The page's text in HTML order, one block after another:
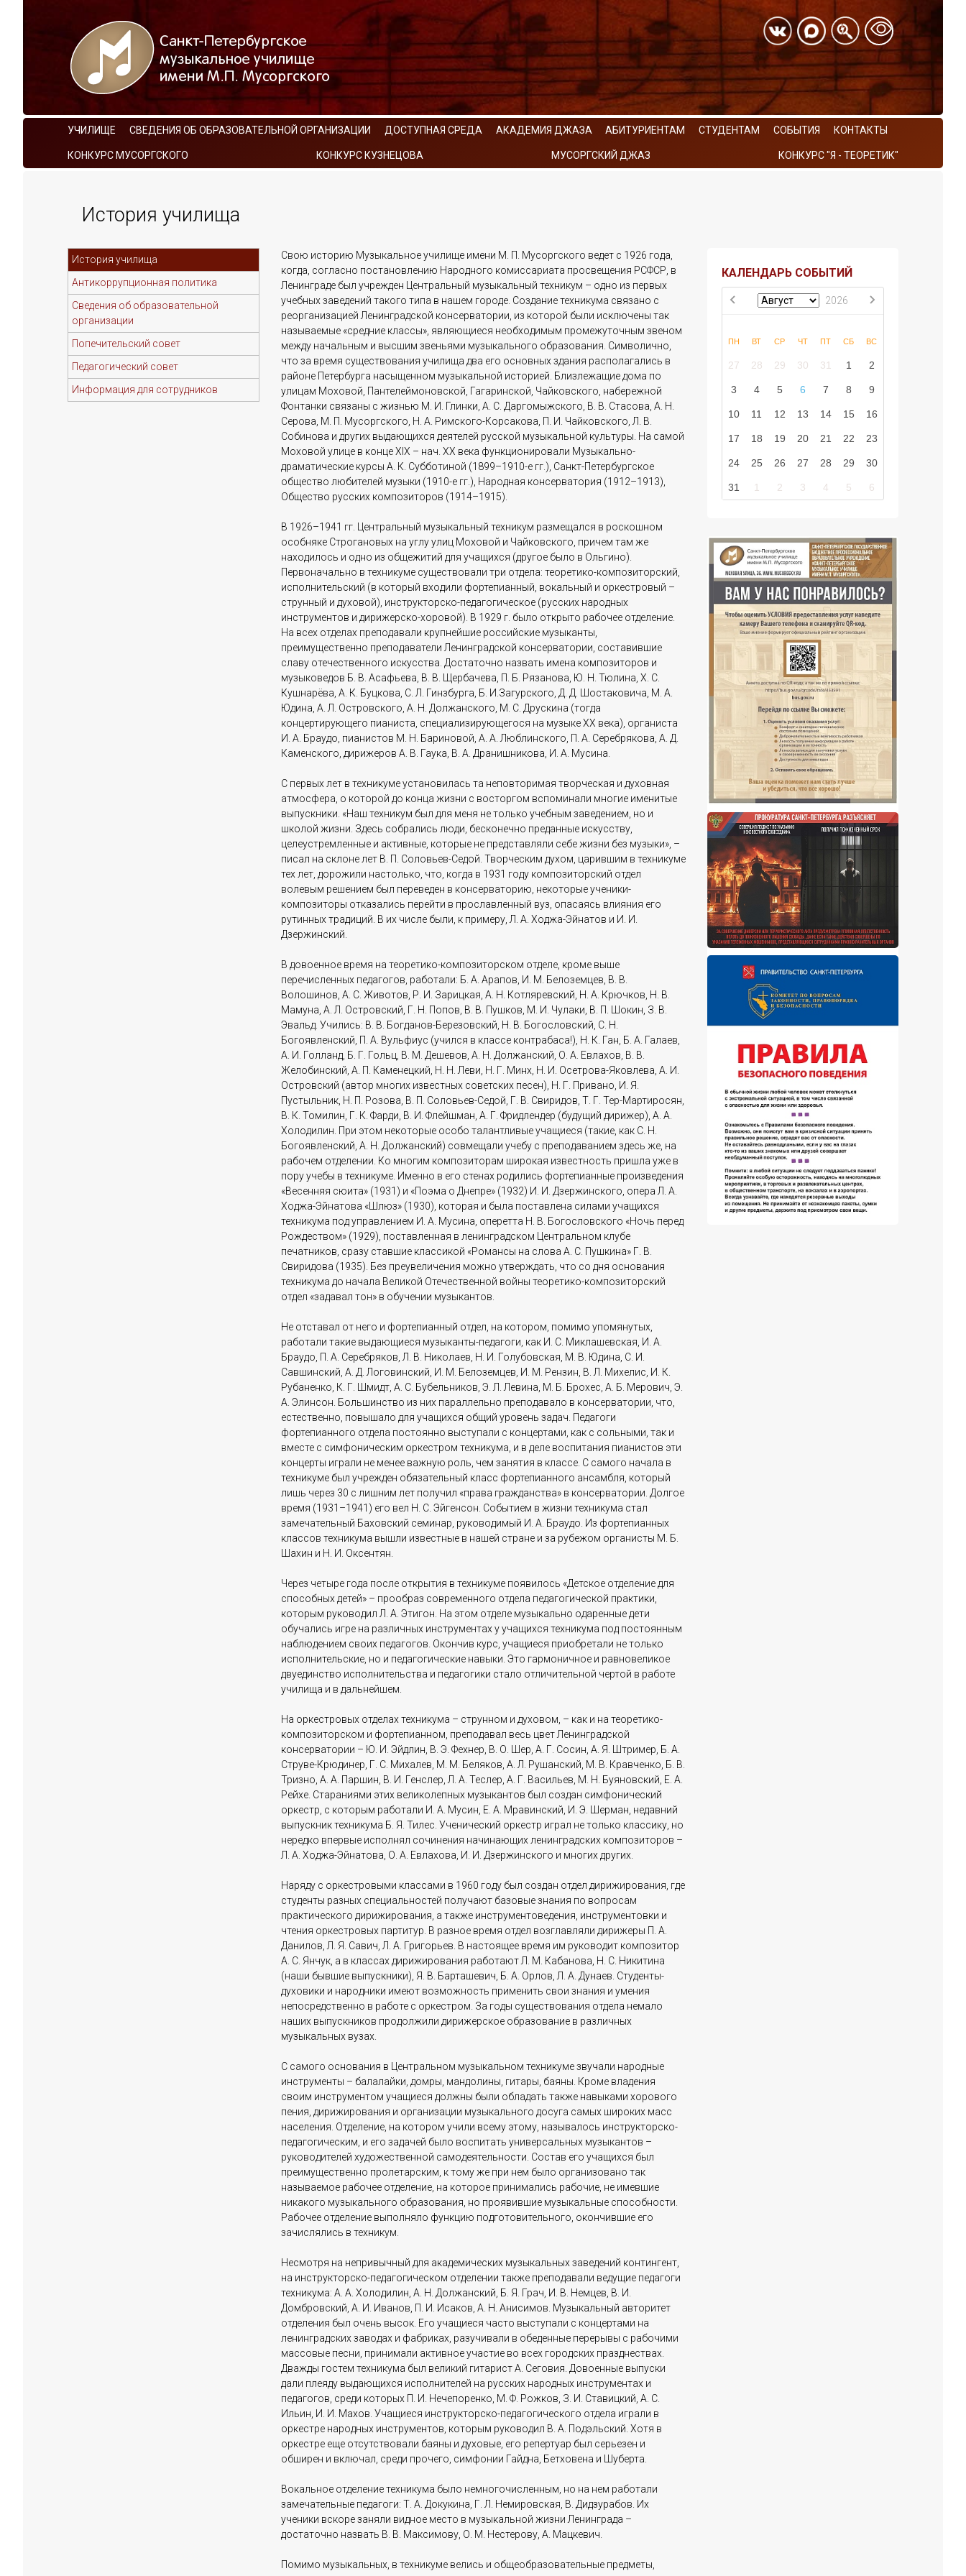
УЧИЛИЩЕ СВЕДЕНИЯ ОБ ОБРАЗОВАТЕЛЬНОЙ ОРГАНИЗАЦИИ ДОСТУПНАЯ СРЕДА АКАДЕМИЯ ДЖАЗА АБИТУРИЕНТАМ СТУДЕНТАМ СОБЫТИЯ КОНТАКТЫ
КОНКУРС МУСОРГСКОГО КОНКУРС КУЗНЕЦОВА МУСОРГСКИЙ ДЖАЗ КОНКУРС "Я - ТЕОРЕТИК"
История училища
История училища
Антикоррупционная политика
Сведения об образовательной
организации
Попечительский совет
Педагогический совет
Информация для сотрудников
Свою историю Музыкальное училище имени М. П. Мусоргского ведет с 1926 года,
когда, согласно постановлению Народного комиссариата просвещения РСФСР, в
Ленинграде был учрежден Центральный музыкальный техникум – одно из первых
учебных заведений такого типа в нашем городе. Создание техникума связано с
реорганизацией Ленинградской консерватории, из которой были исключены так
называемые «средние классы», являющиеся необходимым промежуточным звеном
между начальным и высшим звеньями музыкального образования. Символично,
что за время существования училища два его основных здания располагались в
районе Петербурга насыщенном музыкальной историей. Близлежащие дома по
улицам Моховой, Пантелеймоновской, Гагаринской, Чайковского, набережной
Фонтанки связаны с жизнью М. И. Глинки, А. С. Даргомыжского, В. В. Стасова, А. Н.
Серова, М. П. Мусоргского, Н. А. Римского-Корсакова, П. И. Чайковского, Л. В.
Собинова и других выдающихся деятелей русской музыкальной культуры. На самой
Моховой улице в конце XIX – нач. XX века функционировали Музыкально-
драматические курсы А. К. Субботиной (1899–1910-е гг.), Санкт-Петербургское
общество любителей музыки (1910-е гг.), Народная консерватория (1912–1913),
Общество русских композиторов (1914–1915).
В 1926–1941 гг. Центральный музыкальный техникум размещался в роскошном
особняке Строгановых на углу улиц Моховой и Чайковского, причем там же
находилось и одно из общежитий для учащихся (другое было в Ольгино).
Первоначально в техникуме существовали три отдела: теоретико-композиторский,
исполнительский (в который входили фортепианный, вокальный и оркестровый –
струнный и духовой), инструкторско-педагогическое (русских народных
инструментов и дирижерско-хоровой). В 1929 г. было открыто рабочее отделение.
На всех отделах преподавали крупнейшие российские музыканты,
преимущественно преподаватели Ленинградской консерватории, составившие
славу отечественного искусства. Достаточно назвать имена композиторов и
музыковедов Б. В. Асафьева, В. В. Щербачева, П. Б. Рязанова, Ю. Н. Тюлина, Х. С.
Кушнарёва, А. К. Буцкова, С. Л. Гинзбурга, Б. И.Загурского, Д. Д. Шостаковича, М. А.
Юдина, А. Л. Островского, А. Н. Должанского, М. С. Друскина (тогда
концертирующего пианиста, специализирующегося на музыке XX века), органиста
И. А. Браудо, пианистов М. Н. Бариновой, А. А. Люблинского, П. А. Серебрякова, А. Д.
Каменского, дирижеров А. В. Гаука, В. А. Дранишникова, И. А. Мусина.
С первых лет в техникуме установилась та неповторимая творческая и духовная
атмосфера, о которой до конца жизни с восторгом вспоминали многие именитые
выпускники. «Наш техникум был для меня не только учебным заведением, но и
школой жизни. Здесь собрались люди, бесконечно преданные искусству,
целеустремленные и активные, которые не представляли себе жизни без музыки», –
писал на склоне лет В. П. Соловьев-Седой. Творческим духом, царившим в техникуме
тех лет, дорожили настолько, что, когда в 1931 году композиторский отдел
волевым решением был переведен в консерваторию, некоторые ученики-
композиторы отказались перейти в прославленный вуз, опасаясь влияния его
рутинных традиций. В их числе были, к примеру, Л. А. Ходжа-Эйнатов и И. И.
Дзержинский.
В довоенное время на теоретико-композиторском отделе, кроме выше
перечисленных педагогов, работали: Б. А. Арапов, И. М. Белоземцев, В. В.
Волошинов, А. С. Животов, Р. И. Зарицкая, А. Н. Котляревский, Н. А. Крючков, Н. В.
Мамуна, А. Л. Островский, Г. Н. Попов, В. В. Пушков, М. И. Чулаки, В. П. Шокин, З. В.
Эвальд. Учились: В. В. Богданов-Березовский, Н. В. Богословский, С. Н.
Богоявленский, П. А. Вульфиус (учился в классе контрабаса!), Н. К. Ган, Б. А. Галаев,
А. И. Голланд, Б. Г. Гольц, В. М. Дешевов, А. Н. Должанский, О. А. Евлахов, В. В.
Желобинский, А. П. Каменецкий, Н. Н. Леви, Н. Г. Минх, Н. И. Осетрова-Яковлева, А. И.
Островский (автор многих известных советских песен), Н. Г. Привано, И. Я.
Пустыльник, Н. П. Розова, В. П. Соловьев-Седой, Г. В. Свиридов, Т. Г. Тер-Мартиросян,
В. К. Томилин, Г. К. Фарди, В. И. Флейшман, А. Г. Фридлендер (будущий дирижер), А. А.
Холодилин. При этом некоторые особо талантливые учащиеся (такие, как С. Н.
Богоявленский, А. Н. Должанский) совмещали учебу с преподаванием здесь же, на
рабочем отделении. Ко многим композиторам широкая известность пришла уже в
пору учебы в техникуме. Именно в его стенах родились фортепианные произведения
«Весенняя сюита» (1931) и «Поэма о Днепре» (1932) И. И. Дзержинского, опера Л. А.
Ходжа-Эйнатова «Шлюз» (1930), которая и была поставлена силами учащихся
техникума под управлением И. А. Мусина, оперетта Н. В. Богословского «Ночь перед
Рождеством» (1929), поставленная в ленинградском Центральном клубе
печатников, сразу ставшие классикой «Романсы на слова А. С. Пушкина» Г. В.
Свиридова (1935). Без преувеличения можно утверждать, что со дня основания
техникума до начала Великой Отечественной войны теоретико-композиторский
отдел «задавал тон» в обучении музыкантов.
Не отставал от него и фортепианный отдел, на котором, помимо упомянутых,
работали такие выдающиеся музыканты-педагоги, как И. С. Миклашевская, И. А.
Браудо, П. А. Серебряков, Л. В. Николаев, Н. И. Голубовская, М. В. Юдина, С. И.
Савшинский, А. Д. Логовинский, И. М. Белоземцев, И. М. Рензин, В. Л. Михелис, И. К.
Рубаненко, К. Г. Шмидт, А. С. Бубельников, Э. Л. Левина, М. Б. Брохес, А. Б. Мерович, Э.
А. Элинсон. Большинство из них параллельно преподавало в консерватории, что,
естественно, повышало для учащихся общий уровень задач. Педагоги
фортепианного отдела постоянно выступали с концертами, как с сольными, так и
вместе с симфоническим оркестром техникума, и в деле воспитания пианистов эти
концерты играли не менее важную роль, чем занятия в классе. С самого начала в
техникуме был учрежден обязательный класс фортепианного ансамбля, который
лишь через 30 с лишним лет получил «права гражданства» в консерватории. Долгое
время (1931–1941) его вел Н. С. Эйгенсон. Событием в жизни техникума стал
замечательный Баховский семинар, руководимый И. А. Браудо. Из фортепианных
классов техникума вышли известные в нашей стране и за рубежом органисты М. Б.
Шахин и Н. И. Оксентян.
Через четыре года после открытия в техникуме появилось «Детское отделение для
способных детей» – прообраз современного отдела педагогической практики,
которым руководил Л. А. Этигон. На этом отделе музыкально одаренные дети
обучались игре на различных инструментах у учащихся техникума под постоянным
наблюдением своих педагогов. Окончив курс, учащиеся приобретали не только
исполнительские, но и педагогические навыки. Это гармоничное и равновеликое
двуединство исполнительства и педагогики стало отличительной чертой в работе
училища и в дальнейшем.
На оркестровых отделах техникума – струнном и духовом, – как и на теоретико-
композиторском и фортепианном, преподавал весь цвет Ленинградской
консерватории – Ю. И. Эйдлин, В. Э. Фехнер, В. О. Шер, А. Г. Сосин, А. Я. Штример, Б. А.
Струве-Крюдинер, Г. С. Михалев, М. М. Беляков, А. Л. Рушанский, М. В. Кравченко, Б. В.
Тризно, А. А. Паршин, В. И. Генслер, Л. А. Теслер, А. Г. Васильев, М. Н. Буяновский, Е. А.
Рейхе. Стараниями этих великолепных музыкантов был создан симфонический
оркестр, с которым работали И. А. Мусин, Е. А. Мравинский, И. Э. Шерман, недавний
выпускник техникума Б. Я. Тилес. Ученический оркестр играл не только классику, но
нередко впервые исполнял сочинения начинающих ленинградских композиторов –
Л. А. Ходжа-Эйнатова, О. А. Евлахова, И. И. Дзержинского и многих других.
Наряду с оркестровыми классами в 1960 году был создан отдел дирижирования, где
студенты разных специальностей получают базовые знания по вопросам
практического дирижирования, а также инструментоведения, инструментовки и
чтения оркестровых партитур. В разное время отдел возглавляли дирижеры П. А.
Данилов, Л. Я. Савич, Л. А. Григорьев. В настоящее время им руководит композитор
А. С. Янчук, а в классах дирижирования работают Л. М. Кабанова, Н. С. Никитина
(наши бывшие выпускники), Я. В. Барташевич, Б. А. Орлов, Л. А. Дунаев. Студенты-
духовики и народники имеют возможность применить свои знания и умения
непосредственно в работе с оркестром. За годы существования отдела немало
наших выпускников продолжили дирижерское образование в различных
музыкальных вузах.
С самого основания в Центральном музыкальном техникуме звучали народные
инструменты – балалайки, домры, мандолины, гитары, баяны. Кроме владения
своим инструментом учащиеся должны были обладать также навыками хорового
пения, дирижирования и организации музыкального досуга самых широких масс
населения. Отделение, на котором учили всему этому, называлось инструкторско-
педагогическим, и его задачей было воспитать универсальных музыкантов –
руководителей художественной самодеятельности. Состав его учащихся был
преимущественно пролетарским, к тому же при нем было организовано так
называемое рабочее отделение, на которое принимались рабочие, не имевшие
никакого музыкального образования, но проявившие музыкальные способности.
Рабочее отделение выполняло функцию подготовительного, окончившие его
зачислялись в техникум.
Несмотря на непривычный для академических музыкальных заведений контингент,
на инструкторско-педагогическом отделении также преподавали ведущие педагоги
техникума: А. А. Холодилин, А. Н. Должанский, Б. Я. Грач, И. В. Немцев, В. И.
Домбровский, А. И. Иванов, П. И. Исаков, А. Н. Анисимов. Музыкальный авторитет
отделения был очень высок. Его учащиеся часто выступали с концертами на
ленинградских заводах и фабриках, разучивали в обеденные перерывы с рабочими
массовые песни, принимали активное участие во всех городских празднествах.
Дважды гостем техникума был великий гитарист А. Сеговия. Довоенные выпуски
дали плеяду выдающихся исполнителей на русских народных инструментах и
педагогов, среди которых П. И. Нечепоренко, М. Ф. Рожков, З. И. Ставицкий, А. С.
Ильин, И. И. Махов. Учащиеся инструкторско-педагогического отдела играли в
оркестре народных инструментов, которым руководил В. А. Подэльский. Хотя в
оркестре еще отсутствовали баяны и духовые, его репертуар был серьезен и
обширен и включал, среди прочего, симфонии Гайдна, Бетховена и Шуберта.
Вокальное отделение техникума было немногочисленным, но на нем работали
замечательные педагоги: Т. А. Докукина, Г. Л. Немировская, В. Дидзурабов. Их
ученики вскоре заняли видное место в музыкальной жизни Ленинграда –
достаточно назвать В. В. Максимову, О. М. Нестерову, А. Мацкевич.
Помимо музыкальных, в техникуме велись и общеобразовательные предметы,
КАЛЕНДАРЬ СОБЫТИЙ
2026
ПН ВТ СР ЧТ ПТ СБ ВС
27 28 29 30 31 1 2
3 4 5 6 7 8 9
10 11 12 13 14 15 16
17 18 19 20 21 22 23
24 25 26 27 28 29 30
31 1 2 3 4 5 6